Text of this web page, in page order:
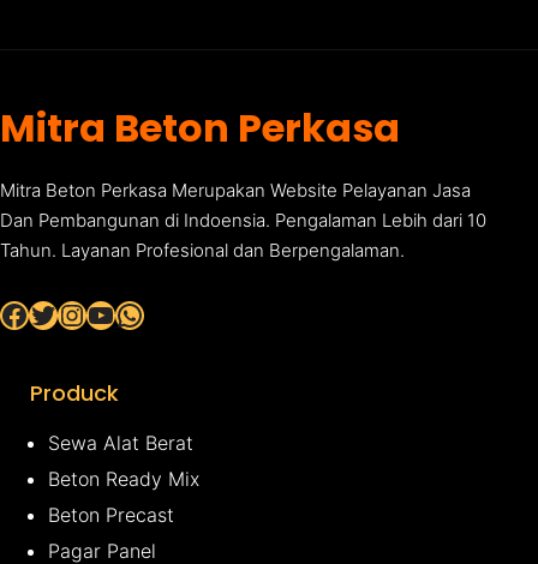
Mitra Beton Perkasa
Mitra Beton Perkasa Merupakan Website Pelayanan Jasa
Dan Pembangunan di Indoensia. Pengalaman Lebih dari 10
Tahun. Layanan Profesional dan Berpengalaman.
Facebook Twitter InstagramYouTube WhatsApp
Produck
Sewa Alat Berat
Beton Ready Mix
Beton Precast
Pagar Panel